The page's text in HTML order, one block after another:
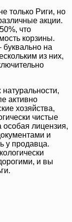
только Риги, но
акции.
что
корзины.
буквально на
из них,
активно
хозяйства,
чистые
лицензия,
и
у продавца.
и вы